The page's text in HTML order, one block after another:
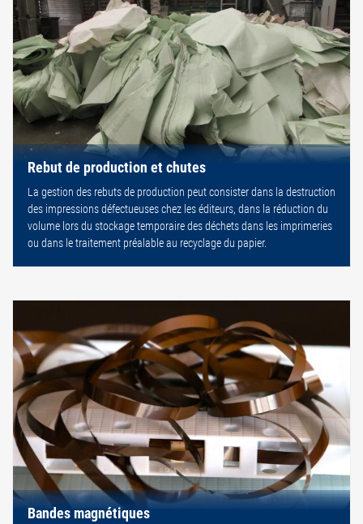
Rebut de production et chutes
La gestion des rebuts de production peut consister dans la destruction
des impressions défectueuses chez les éditeurs, dans la réduction du
volume lors du stockage temporaire des déchets dans les imprimeries
ou dans le traitement préalable au recyclage du papier.
Bandes magnétiques